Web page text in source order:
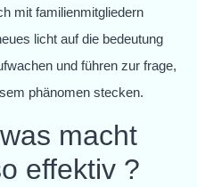
mit familienmitgliedern
licht auf die bedeutung
und führen zur frage,
phänomen stecken.
macht
effektiv ?